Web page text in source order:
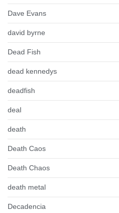
Dave Evans
david byrne
Dead Fish
dead kennedys
deadfish
deal
death
Death Caos
Death Chaos
death metal
Decadencia